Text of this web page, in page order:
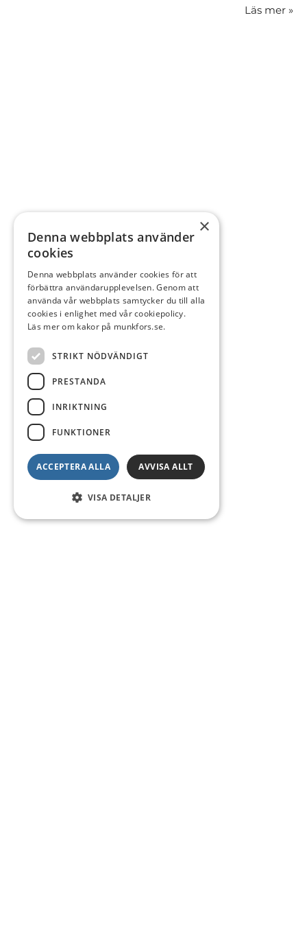
Läs mer »
×
Denna webbplats använder
cookies
Denna webbplats använder cookies för att
förbättra användarupplevelsen. Genom att
använda vår webbplats samtycker du till alla
cookies i enlighet med vår cookiepolicy.
Läs mer om kakor på munkfors.se.
STRIKT NÖDVÄNDIGT
PRESTANDA
INRIKTNING
FUNKTIONER
ACCEPTERA ALLA AVVISA ALLT
VISA DETALJER